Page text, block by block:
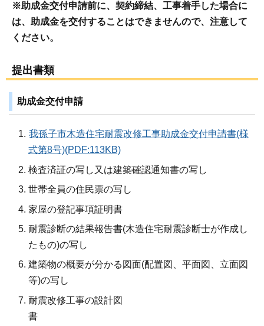
※助成金交付申請前に、契約締結、工事着手した場合に
は、助成金を交付することはできませんので、注意して
ください。
提出書類
助成金交付申請
我孫子市木造住宅耐震改修工事助成金交付申請書(様
式第8号)(PDF:113KB)
検査済証の写し又は建築確認通知書の写し
世帯全員の住民票の写し
家屋の登記事項証明書
耐震診断の結果報告書(木造住宅耐震診断士が作成し
たもの)の写し
建築物の概要が分かる図面(配置図、平面図、立面図
等)の写し
耐震改修工事の設計図
書